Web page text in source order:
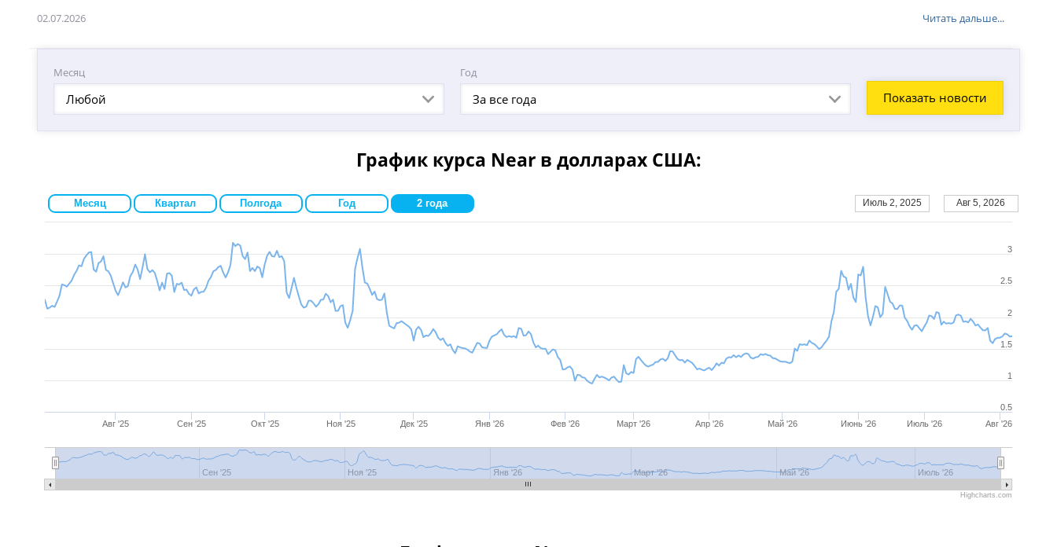
02.07.2026 Читать дальше...
Месяц
Любой
Год
За все года
График курса Near в долларах США:
Авг '25 Сен '25 Окт '25 Ноя '25 Дек '25 Янв '26 Фев '26 Март '26 Апр '26 Май '26 Июнь '26 Июль '26 Авг '26
Сен '25 Ноя '25 Янв '26 Март '26 Май '26 Июль '26
0.5
1
1.5
2
2.5
3
Месяц Квартал Полгода Год 2 года Июль 2, 2025 Авг 5, 2026
Highcharts.com
Июль '25 Авг '25 Сен '25 Окт '25 Ноя '25 Дек '25 Янв '26 Фев '26 Март '26 Апр '26 Май '26 Июнь '26 Июль '26 Авг '26